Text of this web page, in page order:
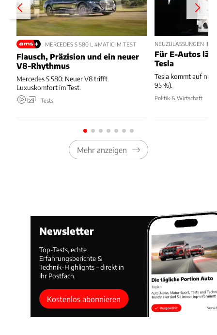
MERCEDES S 580 L 4MATIC IM TEST
Flausch, Präzision und ein neuer
V8-Rhythmus
Mercedes S 580: Neuer V8 trifft
Luxuskomfort im Test.
Tests
NEUZULASSUNGEN IM
Für E-Autos
Tesla
Tesla kommt auf nur
95 %).
Politik & Wirtschaft
Mehr anzeigen
Newsletter
Top-Tests, echte
Erfahrungsberichte &
Technik-Highlights – direkt in
Ihr Postfach.
Kostenlos abonnieren